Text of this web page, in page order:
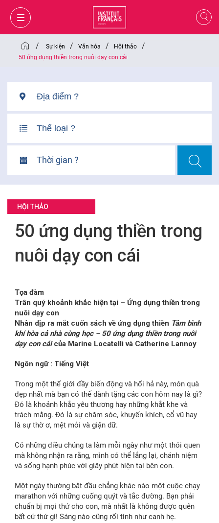
GIỎ HÀNG ĐĂNG NHẬP
/ Sự kiện / Văn hóa / Hội thảo /
50 ứng dụng thiền trong nuôi dạy con cái
Thời gian ?
HỘI THẢO
50 ứng dụng thiền trong
nuôi dạy con cái
Tọa đàm
Trân quý khoảnh khắc hiện tại – Ứng dụng thiền trong
nuôi dạy con
Nhân dịp ra mắt cuốn sách về ứng dụng thiền Tâm bình
khí hòa cả nhà cùng học – 50 ứng dụng thiền trong nuôi
dạy con cáicủa Marine Locatelli và Catherine Lannoy
Ngôn ngữ : Tiếng Việt
Trong một thế giới đầy biến động và hối hả này, món quà
đẹp nhất mà bạn có thể dành tặng các con hôm nay là gì?
Đó là khoảnh khắc yêu thương hay những khắt khe và
trách mắng. Đó là sự chăm sóc, khuyến khích, cổ vũ hay
là sự thờ ơ, mệt mỏi và giận dữ.
Có những điều chúng ta làm mỗi ngày như một thói quen
mà không nhận ra rằng, mình có thể lắng lại, chánh niệm
và sống hạnh phúc với giây phút hiện tại bên con.
Một ngày thường bắt đầu chẳng khác nào một cuộc chạy
marathon với những cuống quýt và tắc đường. Bạn phải
chuẩn bị mọi thứ cho con, mà nhất là không được quên
bất cứ thứ gì! Sáng nào cũng rối tinh như canh hẹ.